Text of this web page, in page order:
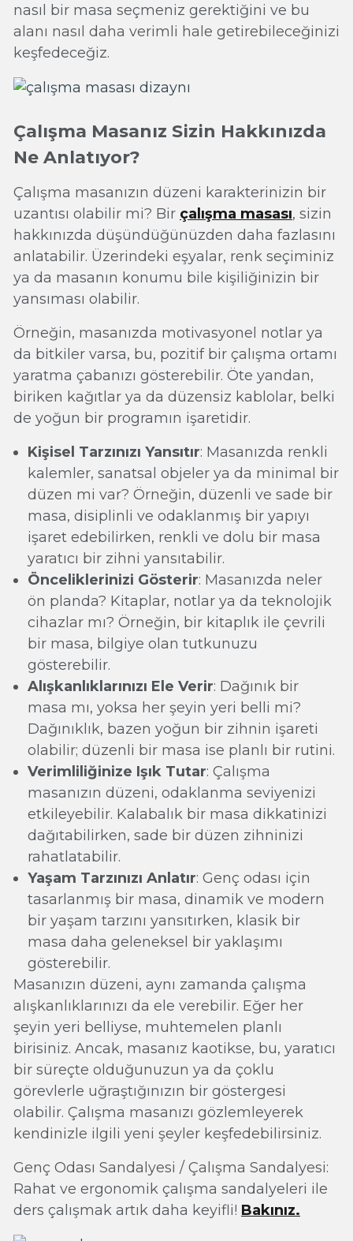
nasıl bir masa seçmeniz gerektiğini ve bu
alanı nasıl daha verimli hale getirebileceğinizi
keşfedeceğiz.
Çalışma Masanız Sizin Hakkınızda
Ne Anlatıyor?
Çalışma masanızın düzeni karakterinizin bir
uzantısı olabilir mi? Bir çalışma masası, sizin
hakkınızda düşündüğünüzden daha fazlasını
anlatabilir. Üzerindeki eşyalar, renk seçiminiz
ya da masanın konumu bile kişiliğinizin bir
yansıması olabilir.
Örneğin, masanızda motivasyonel notlar ya
da bitkiler varsa, bu, pozitif bir çalışma ortamı
yaratma çabanızı gösterebilir. Öte yandan,
biriken kağıtlar ya da düzensiz kablolar, belki
de yoğun bir programın işaretidir.
Kişisel Tarzınızı Yansıtır: Masanızda renkli
kalemler, sanatsal objeler ya da minimal bir
düzen mi var? Örneğin, düzenli ve sade bir
masa, disiplinli ve odaklanmış bir yapıyı
işaret edebilirken, renkli ve dolu bir masa
yaratıcı bir zihni yansıtabilir.
Önceliklerinizi Gösterir: Masanızda neler
ön planda? Kitaplar, notlar ya da teknolojik
cihazlar mı? Örneğin, bir kitaplık ile çevrili
bir masa, bilgiye olan tutkunuzu
gösterebilir.
Alışkanlıklarınızı Ele Verir: Dağınık bir
masa mı, yoksa her şeyin yeri belli mi?
Dağınıklık, bazen yoğun bir zihnin işareti
olabilir; düzenli bir masa ise planlı bir rutini.
Verimliliğinize Işık Tutar: Çalışma
masanızın düzeni, odaklanma seviyenizi
etkileyebilir. Kalabalık bir masa dikkatinizi
dağıtabilirken, sade bir düzen zihninizi
rahatlatabilir.
Yaşam Tarzınızı Anlatır: Genç odası için
tasarlanmış bir masa, dinamik ve modern
bir yaşam tarzını yansıtırken, klasik bir
masa daha geleneksel bir yaklaşımı
gösterebilir.
Masanızın düzeni, aynı zamanda çalışma
alışkanlıklarınızı da ele verebilir. Eğer her
şeyin yeri belliyse, muhtemelen planlı
birisiniz. Ancak, masanız kaotikse, bu, yaratıcı
bir süreçte olduğunuzun ya da çoklu
görevlerle uğraştığınızın bir göstergesi
olabilir. Çalışma masanızı gözlemleyerek
kendinizle ilgili yeni şeyler keşfedebilirsiniz.
Genç Odası Sandalyesi / Çalışma Sandalyesi:
Rahat ve ergonomik çalışma sandalyeleri ile
ders çalışmak artık daha keyifli! Bakınız.